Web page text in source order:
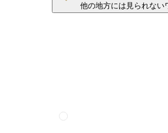
他の地方には見られない